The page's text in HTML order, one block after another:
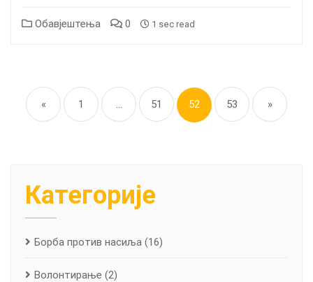
Обавјештења 0 1 sec read
pagination
« 1 … 51 52 53 »
Категорије
Борба против насиља (16)
Волонтирање (2)